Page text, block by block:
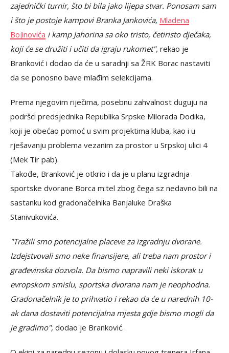
zajednički turnir, što bi bila jako lijepa stvar. Ponosam sam
i što je postoje kampovi Branka Jankovića, Mladena
Bojinovića i kamp Jahorina sa oko tristo, četiristo dječaka,
koji će se družiti i učiti da igraju rukomet", rekao je
Branković i dodao da će u saradnji sa ŽRK Borac nastaviti
da se ponosno bave mlađim selekcijama.
Prema njegovim riječima, posebnu zahvalnost duguju na
podršci predsjednika Republika Srpske Milorada Dodika,
koji je obećao pomoć u svim projektima kluba, kao i u
rješavanju problema vezanim za prostor u Srpskoj ulici 4
(Mek Tir pab).
Takođe, Branković je otkrio i da je u planu izgradnja
sportske dvorane Borca m:tel zbog čega sz nedavno bili na
sastanku kod gradonačelnika Banjaluke Draška
Stanivukovića.
"Tražili smo potencijalne placeve za izgradnju dvorane.
Izdejstvovali smo neke finansijere, ali treba nam prostor i
građevinska dozvola. Da bismo napravili neki iskorak u
evropskom smislu, sportska dvorana nam je neophodna.
Gradonačelnik je to prihvatio i rekao da će u narednih 10-
ak dana dostaviti potencijalna mjesta gdje bismo mogli da
je gradimo", dodao je Branković.